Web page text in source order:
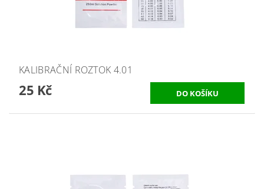
KALIBRAČNÍ ROZTOK 4.01
25 Kč